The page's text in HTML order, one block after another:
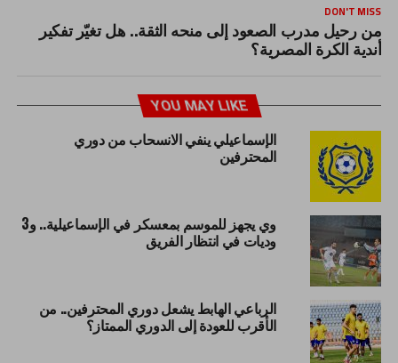
DON'T MISS
من رحيل مدرب الصعود إلى منحه الثقة.. هل تغيّر تفكير
أندية الكرة المصرية؟
YOU MAY LIKE
الإسماعيلي ينفي الانسحاب من دوري
المحترفين
وي يجهز للموسم بمعسكر في الإسماعيلية.. و3
وديات في انتظار الفريق
الرباعي الهابط يشعل دوري المحترفين.. من
الأقرب للعودة إلى الدوري الممتاز؟